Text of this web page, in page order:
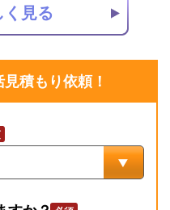
積もり依頼！
見る